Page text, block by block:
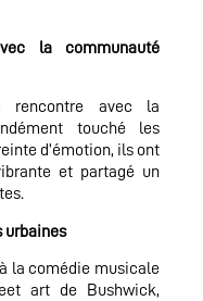
la communauté
rencontre avec la
touché les
d’émotion, ils ont
et partagé un
urbaines
la comédie musicale
art de Bushwick,